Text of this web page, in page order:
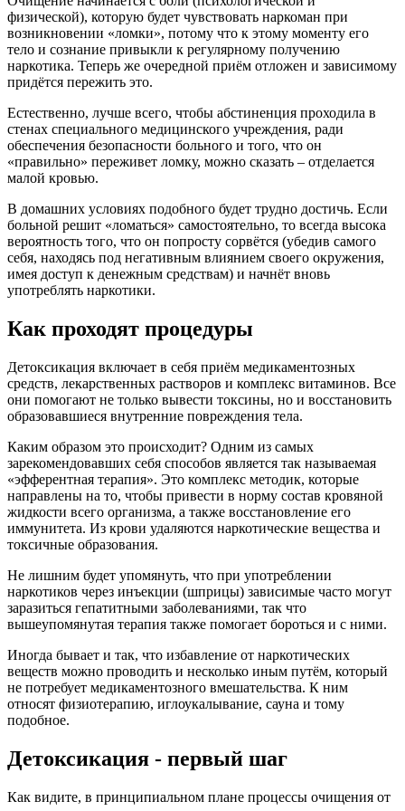
физической), которую будет чувствовать наркоман при
возникновении «ломки», потому что к этому моменту его
тело и сознание привыкли к регулярному получению
наркотика. Теперь же очередной приём отложен и зависимому
придётся пережить это.
Естественно, лучше всего, чтобы абстиненция проходила в
стенах специального медицинского учреждения, ради
обеспечения безопасности больного и того, что он
«правильно» переживет ломку, можно сказать – отделается
малой кровью.
В домашних условиях подобного будет трудно достичь. Если
больной решит «ломаться» самостоятельно, то всегда высока
вероятность того, что он попросту сорвётся (убедив самого
себя, находясь под негативным влиянием своего окружения,
имея доступ к денежным средствам) и начнёт вновь
употреблять наркотики.
Как проходят процедуры
Детоксикация включает в себя приём медикаментозных
средств, лекарственных растворов и комплекс витаминов. Все
они помогают не только вывести токсины, но и восстановить
образовавшиеся внутренние повреждения тела.
Каким образом это происходит? Одним из самых
зарекомендовавших себя способов является так называемая
«эфферентная терапия». Это комплекс методик, которые
направлены на то, чтобы привести в норму состав кровяной
жидкости всего организма, а также восстановление его
иммунитета. Из крови удаляются наркотические вещества и
токсичные образования.
Не лишним будет упомянуть, что при употреблении
наркотиков через инъекции (шприцы) зависимые часто могут
заразиться гепатитными заболеваниями, так что
вышеупомянутая терапия также помогает бороться и с ними.
Иногда бывает и так, что избавление от наркотических
веществ можно проводить и несколько иным путём, который
не потребует медикаментозного вмешательства. К ним
относят физиотерапию, иглоукалывание, сауна и тому
подобное.
Детоксикация - первый шаг
Как видите, в принципиальном плане процессы очищения от